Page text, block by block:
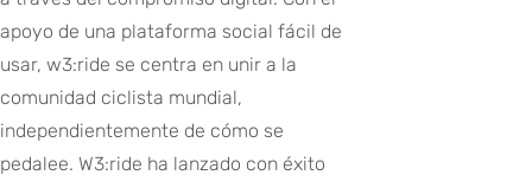
apoyo de una plataforma social fácil de
usar, w3:ride se centra en unir a la
comunidad ciclista mundial,
independientemente de cómo se
pedalee. W3:ride ha lanzado con éxito